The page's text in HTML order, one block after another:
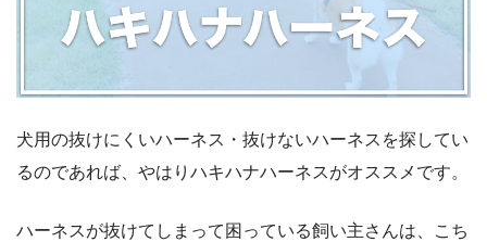
犬用の抜けにくいハーネス・抜けないハーネスを探してい
るのであれば、やはりハキハナハーネスがオススメです。
ハーネスが抜けてしまって困っている飼い主さんは、こち